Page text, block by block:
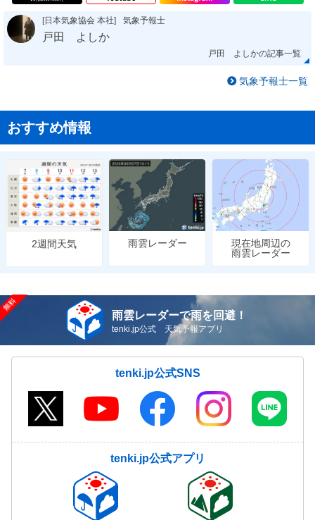
[日本気象協会 本社] 気象予報士
戸田 よしか
戸田 よしかの記事一覧
気象予報士一覧
おすすめ情報
2週間天気 雨雲レーダー
現在地周辺の
雨雲レーダー
雨雲レーダーで雨を回避！
tenki.jp公式 天気予報アプリ
tenki.jp公式SNS
tenki.jp公式アプリ